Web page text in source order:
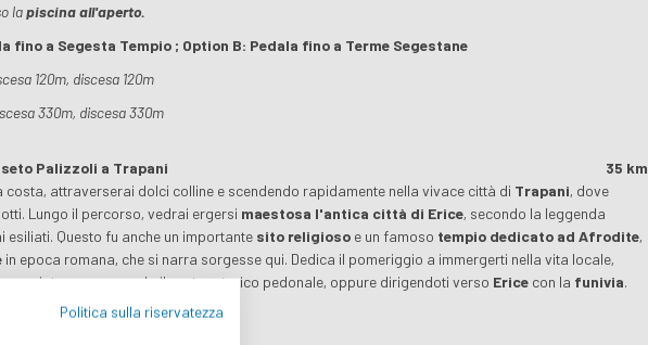
lapiscina all'aperto.
fino a Segesta Tempio ; Option B: Pedala fino a Terme Segestane
120m, discesa 120m
330m, discesa 330m
Palizzoli a Trapani
35 km
costa, attraverserai dolci colline e scendendo rapidamente nella vivace città di Trapani, dove
Lungo il percorso, vedrai ergersi maestosa l'antica città di Erice, secondo la leggenda
Questo fu anche un importante sito religioso e un famoso tempio dedicato ad Afrodite,
in epoca romana, che si narra sorgesse qui. Dedica il pomeriggio a immergerti nella vita locale,
e osservando il centro storico pedonale, oppure dirigendoti verso Erice con la funivia.
260m, discesa 450m
Politica sulla riservatezza